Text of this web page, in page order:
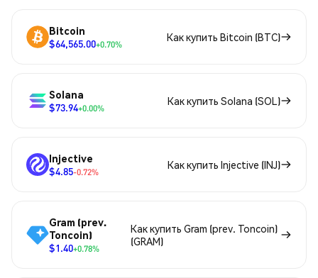
Bitcoin
$64,565.00+0.70%
Как купить Bitcoin (BTC)
Solana
$73.94+0.00%
Как купить Solana (SOL)
Injective
$4.85-0.72%
Как купить Injective (INJ)
Gram (prev.
Toncoin)
$1.40+0.78%
Как купить Gram (prev. Toncoin)
(GRAM)